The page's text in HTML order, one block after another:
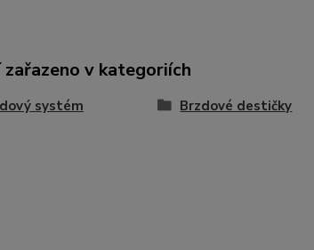
zařazeno v kategoriích
systém Brzdové destičky